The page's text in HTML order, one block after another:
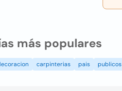
más populares
carpinterias pais publicos